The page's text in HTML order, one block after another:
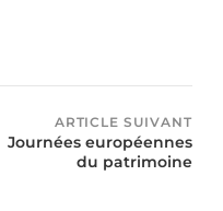
ARTICLE SUIVANT
Journées européennes
du patrimoine